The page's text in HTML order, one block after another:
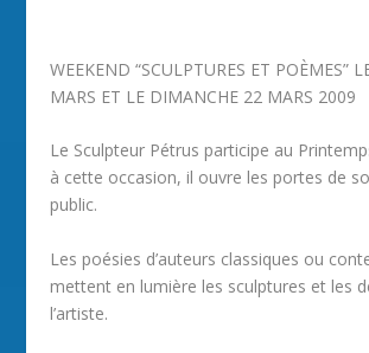
WEEKEND “SCULPTURES ET POÈMES”
MARS ET LE DIMANCHE 22 MARS 2009
Le Sculpteur Pétrus participe au
à cette occasion, il ouvre les portes de
public.
Les poésies d’auteurs classiques ou
mettent en lumière les sculptures et les
l’artiste.